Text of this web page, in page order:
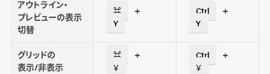
アウトライン・
プレビューの表示
切替
⌘ +
Y
Ctrl +
Y
グリッドの
表示/非表示
⌘ +
￥
Ctrl +
￥